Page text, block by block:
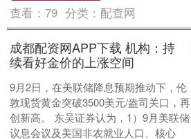
查看：79 分类： 配查网
成都配资网APP下载 机构：持
续看好金价的上涨空间
9月2日，在美联储降息预期推动下，伦
敦现货黄金突破3500美元/盎司关口，再
创新高。 东吴证券认为，1）9月美联储
议息会议及美国非农就业人口、核心